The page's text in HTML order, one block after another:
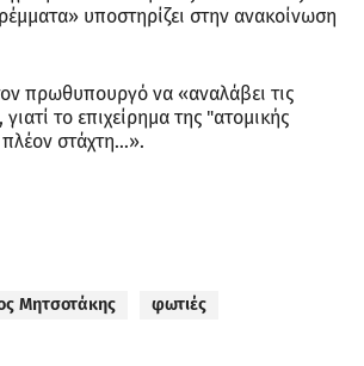
υποστηρίζει στην ανακοίνωση
πρωθυπουργό να «αναλάβει τις
το επιχείρημα της "ατομικής
πλέον στάχτη…».
Μητσοτάκης φωτιές